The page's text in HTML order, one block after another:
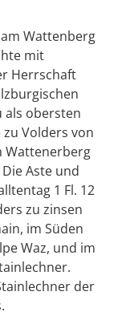
Wattenberg
mit
Herrschaft
als obersten
Volders von
Wattenerberg
Aste und
1 Fl. 12
zu zinsen
im Süden
Waz, und im
der